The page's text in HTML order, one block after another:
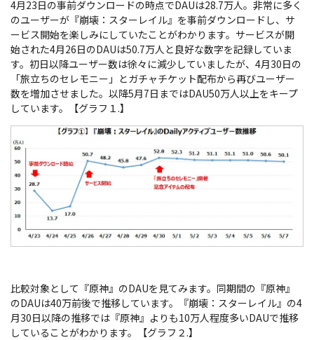
4月23日の事前ダウンロードの時点でDAUは28.7万人。非常に多く
のユーザーが『崩壊：スターレイル』を事前ダウンロードし、サ
ービス開始を楽しみにしていたことがわかります。サービスが開
始された4月26日のDAUは50.7万人と良好な数字を記録していま
す。初日以降ユーザー数は徐々に減少していましたが、4月30日の
「旅立ちのセレモニー」とガチャチケット配布から再びユーザー
数を増加させました。以降5月7日まではDAU50万人以上をキープ
しています。【グラフ１.】
比較対象として『原神』のDAUを見てみます。同期間の『原神』
のDAUは40万前後で推移しています。『崩壊：スターレイル』の4
月30日以降の推移では『原神』よりも10万人程度多いDAUで推移
していることがわかります。【グラフ２.】